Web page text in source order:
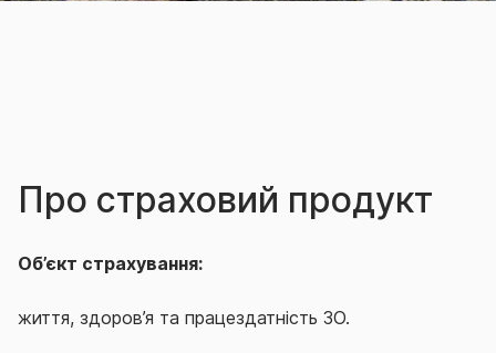
Про страховий продукт
Об’єкт страхування:
життя, здоров’я та працездатність ЗО.